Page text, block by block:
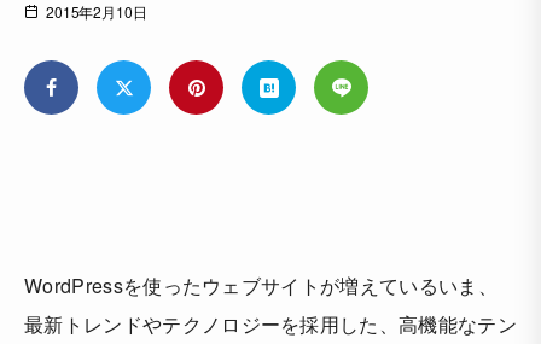
2015年2月10日
WordPressを使ったウェブサイトが増えているいま、
最新トレンドやテクノロジーを採用した、高機能なテン